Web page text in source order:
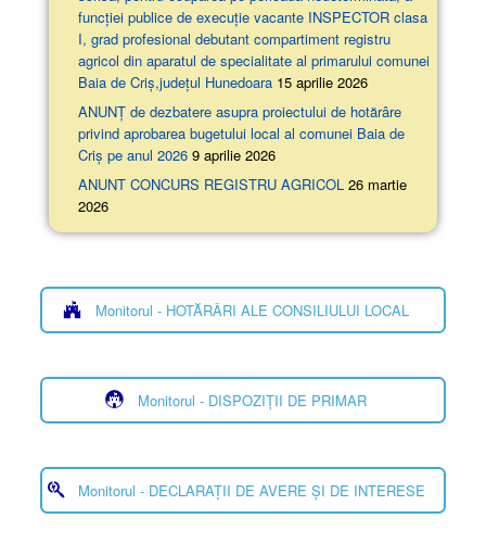
funcției publice de execuție vacante INSPECTOR clasa
I, grad profesional debutant compartiment registru
agricol din aparatul de specialitate al primarului comunei
Baia de Criș,județul Hunedoara 15 aprilie 2026
ANUNȚ de dezbatere asupra proiectului de hotărâre
privind aprobarea bugetului local al comunei Baia de
Criș pe anul 2026 9 aprilie 2026
ANUNT CONCURS REGISTRU AGRICOL 26 martie
2026
Monitorul - HOTĂRÂRI ALE CONSILIULUI LOCAL
Monitorul - DISPOZIȚII DE PRIMAR
Monitorul - DECLARAȚII DE AVERE ȘI DE INTERESE